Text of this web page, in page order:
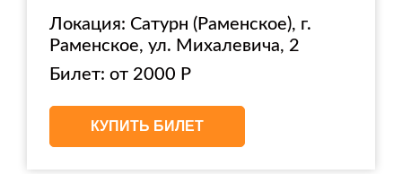
Локация: Сатурн (Раменское), г.
Раменское, ул. Михалевича, 2
Билет: от 2000 Р
КУПИТЬ БИЛЕТ